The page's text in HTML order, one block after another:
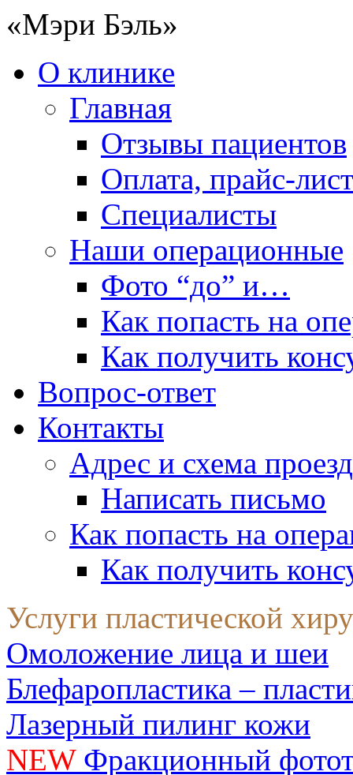
«Мэри Бэль»
О клинике
Главная
Отзывы пациентов
Оплата, прайс-лист
Специалисты
Наши операционные
Фото “до” и…
Как попасть на
Как получить
Вопрос-ответ
Контакты
Адрес и схема
Написать письмо
Как попасть на
Как получить
Услуги пластической
Омоложение лица и шеи
Блефаропластика –
Лазерный пилинг кожи
NEWФракционный